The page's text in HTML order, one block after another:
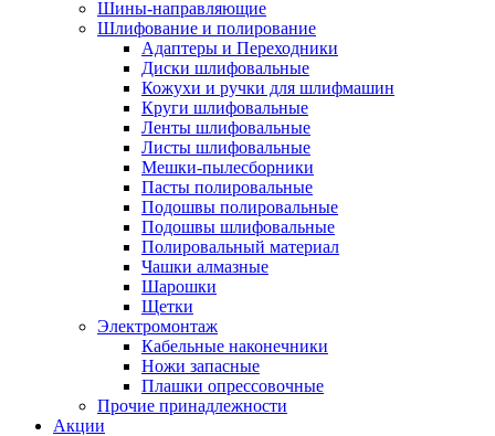
Шины-направляющие
Шлифование и полирование
Адаптеры и Переходники
Диски шлифовальные
Кожухи и ручки для шлифмашин
Круги шлифовальные
Ленты шлифовальные
Листы шлифовальные
Мешки-пылесборники
Пасты полировальные
Подошвы полировальные
Подошвы шлифовальные
Полировальный материал
Чашки алмазные
Шарошки
Щетки
Электромонтаж
Кабельные наконечники
Ножи запасные
Плашки опрессовочные
Прочие принадлежности
Акции